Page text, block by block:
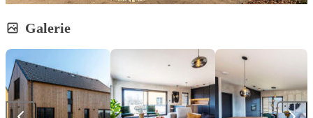
Galerie